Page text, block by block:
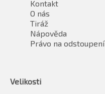
Kontakt
O nás
Tiráž
Nápověda
Právo na odstoupení
Velikosti